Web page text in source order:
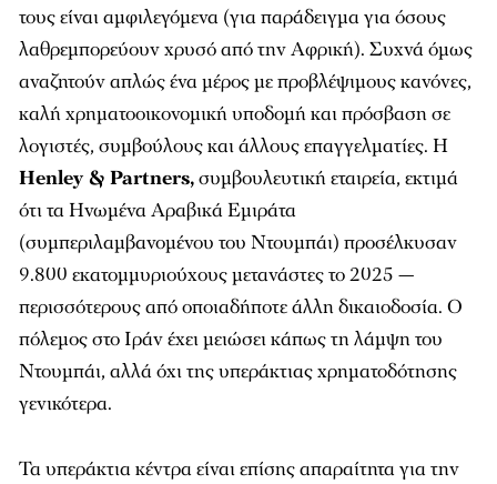
τους είναι αμφιλεγόμενα (για παράδειγμα για όσους
λαθρεμπορεύουν χρυσό από την Αφρική). Συχνά όμως
αναζητούν απλώς ένα μέρος με προβλέψιμους κανόνες,
καλή χρηματοοικονομική υποδομή και πρόσβαση σε
λογιστές, συμβούλους και άλλους επαγγελματίες. Η
Henley & Partners,συμβουλευτική εταιρεία, εκτιμά
ότι τα Ηνωμένα Αραβικά Εμιράτα
(συμπεριλαμβανομένου του Ντουμπάι) προσέλκυσαν
9.800 εκατομμυριούχους μετανάστες το 2025 —
περισσότερους από οποιαδήποτε άλλη δικαιοδοσία. Ο
πόλεμος στο Ιράν έχει μειώσει κάπως τη λάμψη του
Ντουμπάι, αλλά όχι της υπεράκτιας χρηματοδότησης
γενικότερα.
Τα υπεράκτια κέντρα είναι επίσης απαραίτητα για την